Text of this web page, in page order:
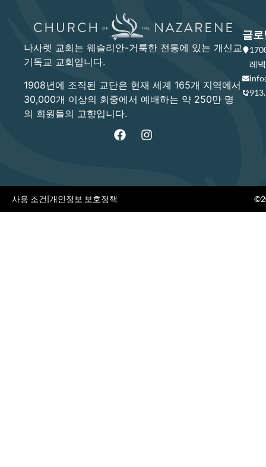
나사렛 교회는 웨슬리안-거룩한 전통에 있는 개신교
기독교 교회입니다.
1908년에 조직된 교단은 현재 세계 165개 지역에서
30,000개 이상의 회중에서 예배하는 약 250만 명
의 회원들의 고향입니다.
글로
레
사용 조건|개인정보 보호정책